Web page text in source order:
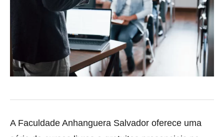
A Faculdade Anhanguera Salvador oferece uma